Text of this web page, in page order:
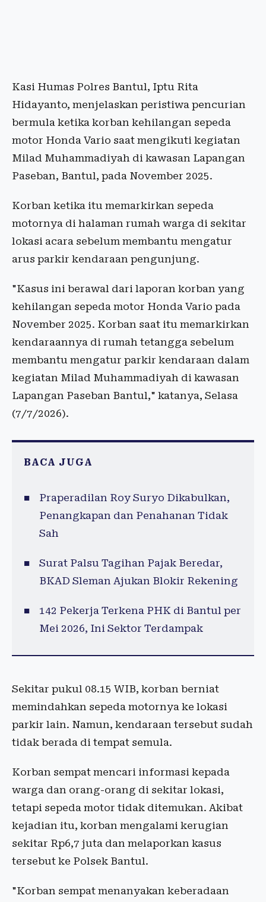
Kasi Humas Polres Bantul, Iptu Rita
Hidayanto, menjelaskan peristiwa pencurian
bermula ketika korban kehilangan sepeda
motor Honda Vario saat mengikuti kegiatan
Milad Muhammadiyah di kawasan Lapangan
Paseban, Bantul, pada November 2025.
Korban ketika itu memarkirkan sepeda
motornya di halaman rumah warga di sekitar
lokasi acara sebelum membantu mengatur
arus parkir kendaraan pengunjung.
"Kasus ini berawal dari laporan korban yang
kehilangan sepeda motor Honda Vario pada
November 2025. Korban saat itu memarkirkan
kendaraannya di rumah tetangga sebelum
membantu mengatur parkir kendaraan dalam
kegiatan Milad Muhammadiyah di kawasan
Lapangan Paseban Bantul," katanya, Selasa
(7/7/2026).
BACA JUGA
Praperadilan Roy Suryo Dikabulkan,
Penangkapan dan Penahanan Tidak
Sah
Surat Palsu Tagihan Pajak Beredar,
BKAD Sleman Ajukan Blokir Rekening
142 Pekerja Terkena PHK di Bantul per
Mei 2026, Ini Sektor Terdampak
Sekitar pukul 08.15 WIB, korban berniat
memindahkan sepeda motornya ke lokasi
parkir lain. Namun, kendaraan tersebut sudah
tidak berada di tempat semula.
Korban sempat mencari informasi kepada
warga dan orang-orang di sekitar lokasi,
tetapi sepeda motor tidak ditemukan. Akibat
kejadian itu, korban mengalami kerugian
sekitar Rp6,7 juta dan melaporkan kasus
tersebut ke Polsek Bantul.
"Korban sempat menanyakan keberadaan